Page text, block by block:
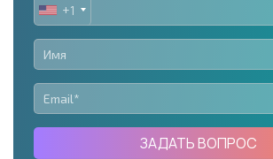
UNITED
STATES
+1
+1
ЗАДАТЬ ВОПРОС